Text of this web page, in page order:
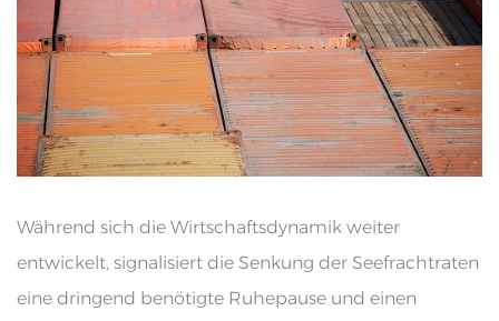
Während sich die Wirtschaftsdynamik weiter
entwickelt, signalisiert die Senkung der Seefrachtraten
eine dringend benötigte Ruhepause und einen